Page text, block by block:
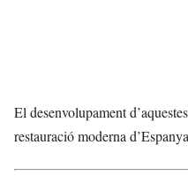
El desenvolupament
restauració moderna